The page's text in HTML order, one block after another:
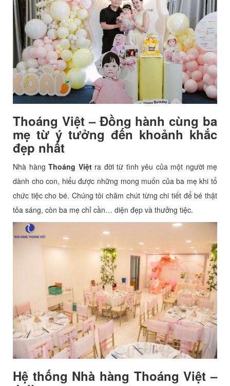
Thoáng Việt – Đồng hành cùng ba
mẹ từ ý tưởng đến khoảnh khắc
đẹp nhất
Nhà hàng Thoáng Việtra đời từ tình yêu của một người mẹ
dành cho con, hiểu được những mong muốn của ba mẹ khi tổ
chức tiệc cho bé. Chúng tôi chăm chút từng chi tiết để bé thật
tỏa sáng, còn ba mẹ chỉ cần… diện đẹp và thưởng tiệc.
Hệ thống Nhà hàng Thoáng Việt –